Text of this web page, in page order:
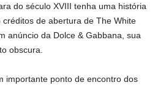
do século XVIII tenha uma história
de abertura de The White
anúncio da Dolce & Gabbana, sua
obscura.
importante ponto de encontro dos